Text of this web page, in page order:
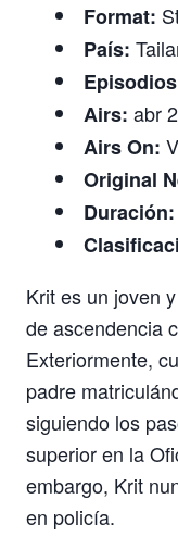
Format:
País:
Airs: abr
Airs On:
Original
Duración:
Krit es un joven
de ascendencia
Exteriormente,
padre
siguiendo los
superior en la
embargo, Krit
en policía.